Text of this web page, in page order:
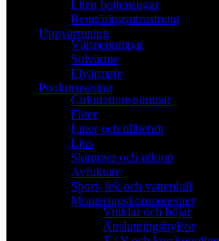
Liten bottensugar
Rengöringsutrustning
Uppvärmning
Värmepumpar
Solvärme
Elvärmare
Poolutrustning
Cirkulationspumpar
Filter
Liner och tillbehör
Ljus
Skimmer och utlopp
Avfuktare
Sport- lek och vattenfall
Monteringskomponenter
Vinklar och böjar
Anslutningshylsor